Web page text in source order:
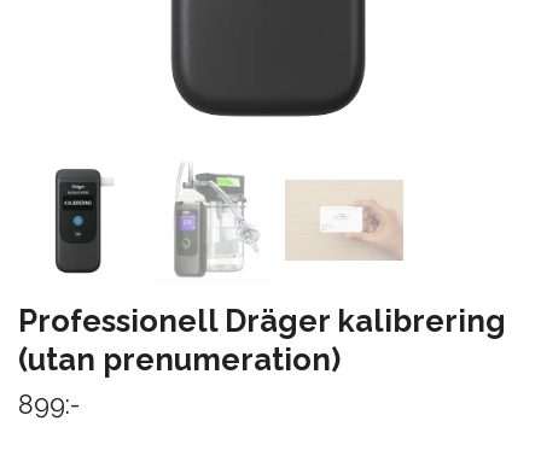
Professionell Dräger kalibrering
(utan prenumeration)
899:-